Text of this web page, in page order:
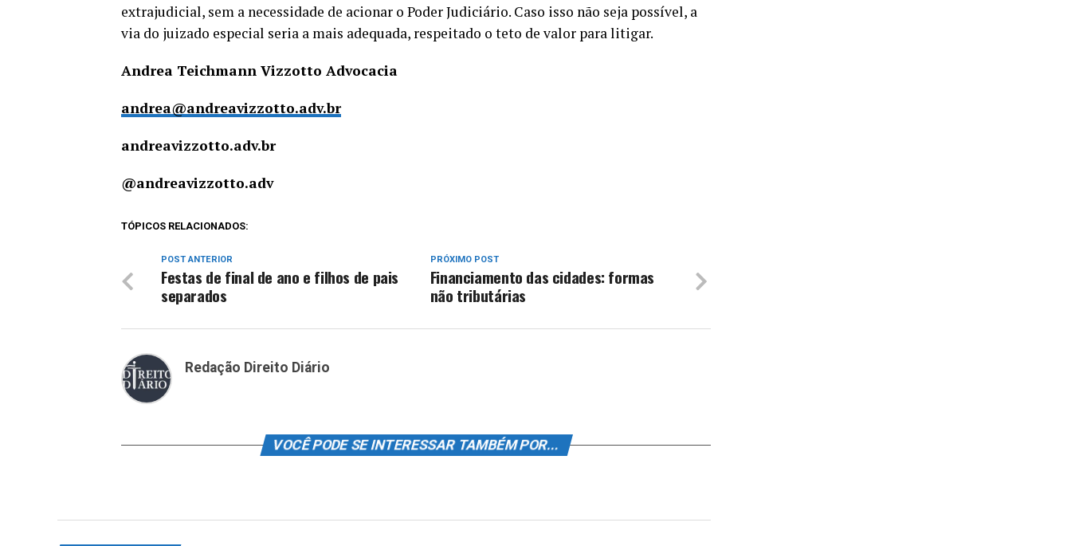
extrajudicial, sem a necessidade de acionar o Poder Judiciário. Caso isso não seja possível, a
via do juizado especial seria a mais adequada, respeitado o teto de valor para litigar.
Andrea Teichmann Vizzotto Advocacia
andrea@andreavizzotto.adv.br
andreavizzotto.adv.br
@andreavizzotto.adv
TÓPICOS RELACIONADOS:
PRÓXIMO POST
Financiamento das cidades: formas
não tributárias
POST ANTERIOR
Festas de final de ano e filhos de pais
separados
Redação Direito Diário
VOCÊ PODE SE INTERESSAR TAMBÉM POR...